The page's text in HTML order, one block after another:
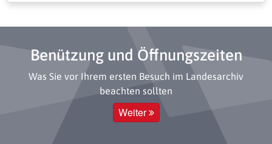
Benützung und Öffnungszeiten
Was Sie vor Ihrem ersten Besuch im Landesarchiv
beachten sollten
Weiter